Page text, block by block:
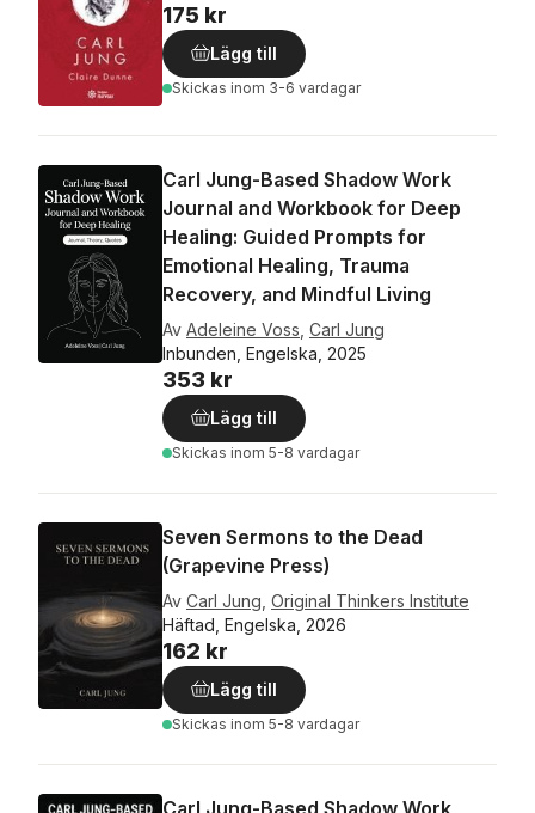
175 kr
Lägg till
Skickas inom 3-6 vardagar
Carl Jung-Based Shadow Work
Journal and Workbook for Deep
Healing: Guided Prompts for
Emotional Healing, Trauma
Recovery, and Mindful Living
Av Adeleine Voss Carl Jung
Inbunden, Engelska, 2025
353 kr
Lägg till
Skickas inom 5-8 vardagar
Seven Sermons to the Dead
(Grapevine Press)
Av Carl Jung Original Thinkers Institute
Häftad, Engelska, 2026
162 kr
Lägg till
Skickas inom 5-8 vardagar
Carl Jung-Based Shadow Work